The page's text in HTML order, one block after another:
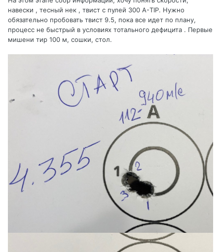
навески , тесный нек , твист с пулей 300 А-TIP. Нужно
обязательно пробовать твист 9.5, пока все идет по плану,
процесс не быстрый в условиях тотального дефицита . Первые
мишени тир 100 м, сошки, стол.